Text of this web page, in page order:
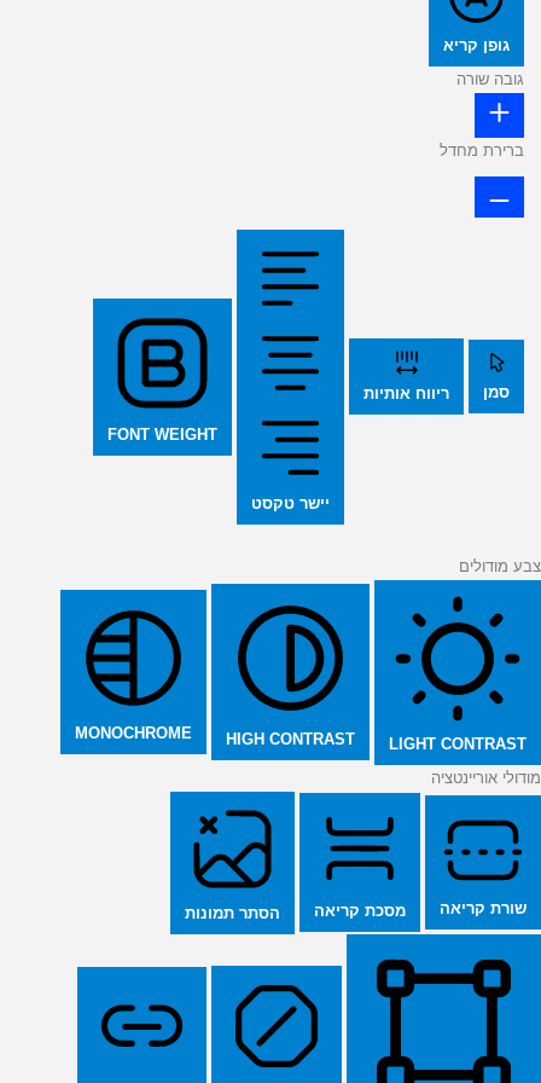
גופן קריא
גובה שורה
ברירת מחדל
סמן ריווח אותיות
יישר טקסט
FONT WEIGHT
צבע מודולים
LIGHT CONTRAST
HIGH CONTRAST
MONOCHROME
מודולי אוריינטציה
שורת קריאה מסכת קריאה הסתר תמונות